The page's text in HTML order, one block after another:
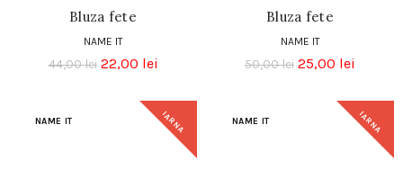
Bluza fete
NAME IT
44,00lei 22,00 lei
Bluza fete
NAME IT
50,00lei 25,00 lei
NAME IT IARNA NAME IT IARNA